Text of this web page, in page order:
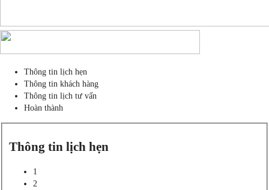
Thông tin lịch hẹn
Thông tin khách hàng
Thông tin lịch tư vấn
Hoàn thành
Thông tin lịch hẹn
1
2